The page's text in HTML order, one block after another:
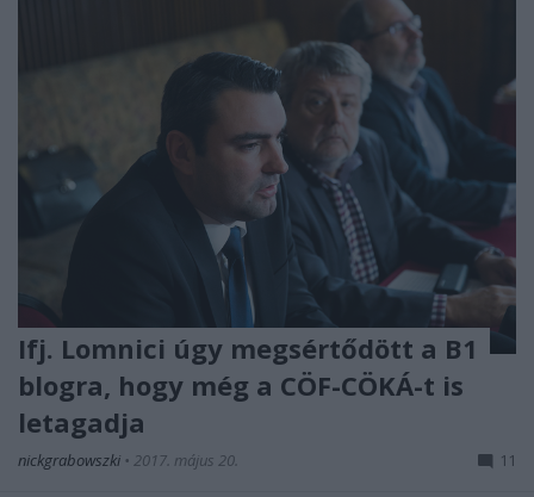
Ifj. Lomnici úgy megsértődött a B1
blogra, hogy még a CÖF-CÖKÁ-t is
letagadja
nickgrabowszki • 2017. május 20. 11